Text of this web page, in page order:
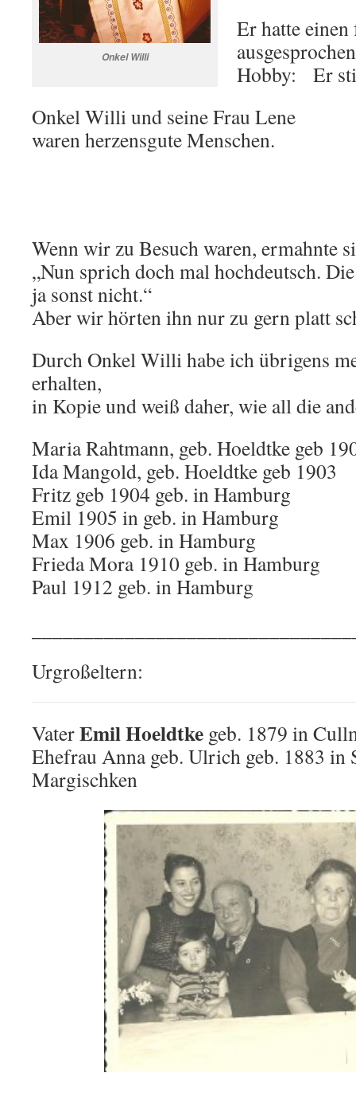
Onkel Willi
Er hatte
Hobby: Er
Onkel Willi und seine Frau Lene
waren herzensgute Menschen.
Wenn wir zu Besuch waren, ermahnte
„Nun sprich doch mal hochdeutsch.
ja sonst nicht.“
Aber wir hörten ihn nur zu gern platt
Durch Onkel Willi habe ich übrigens
erhalten,
in Kopie und weiß daher, wie all die
Maria Rahtmann, geb. Hoeldtke geb
Ida Mangold, geb. Hoeldtke geb 1903
Fritz geb 1904 geb. in Hamburg
Emil 1905 in geb. in Hamburg
Max 1906 geb. in Hamburg
Frieda Mora 1910 geb. in Hamburg
Paul 1912 geb. in Hamburg
Urgroßeltern:
VaterEmil Hoeldtke geb. 1879 in
Ehefrau Anna geb. Ulrich geb. 1883 in
Margischken